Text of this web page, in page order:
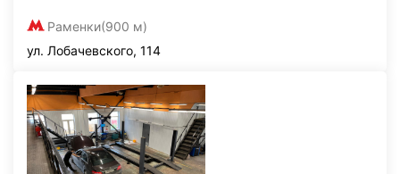
Раменки(900 м)
ул. Лобачевского, 114